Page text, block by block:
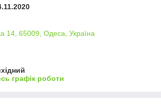
14, 65009, Одеса, Україна
графік роботи